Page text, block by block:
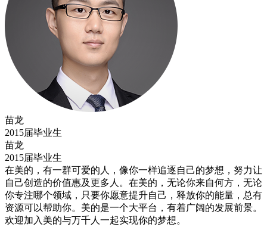
苗龙
2015届毕业生
苗龙
2015届毕业生
在美的，有一群可爱的人，像你一样追逐自己的梦想，努力让
自己创造的价值惠及更多人。在美的，无论你来自何方，无论
你专注哪个领域，只要你愿意提升自己，释放你的能量，总有
资源可以帮助你。美的是一个大平台，有着广阔的发展前景。
欢迎加入美的与万千人一起实现你的梦想。